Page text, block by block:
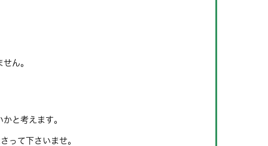
ん。
と考えます。
って下さいませ。